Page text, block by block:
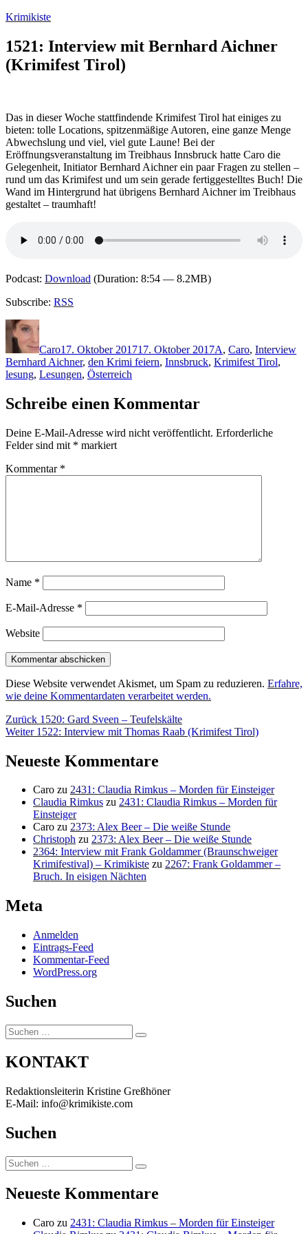
Zum
springen
Krimikiste
1521: Interview mit Bernhard Aichner
(Krimifest Tirol)
Das in dieser Woche stattfindende Krimifest Tirol hat einiges zu
bieten: tolle Locations, spitzenmäßige Autoren, eine ganze Menge
Abwechslung und viel, viel gute Laune! Bei der
Eröffnungsveranstaltung im Treibhaus Innsbruck hatte Caro die
Gelegenheit, Initiator Bernhard Aichner ein paar Fragen zu stellen –
rund um das Krimifest und um sein gerade fertiggestelltes Buch! Die
Wand im Hintergrund hat übrigens Bernhard Aichner im Treibhaus
gestaltet – traumhaft!
Podcast: Download (Duration: 8:54 — 8.2MB)
Subscribe: RSS
Autor
Caro17. Oktober 201717. Oktober 2017A, Caro, Interview
Bernhard Aichner, den Krimi feiern, Innsbruck, Krimifest Tirol,
lesung, Lesungen, Österreich
Schreibe einen Kommentar
Deine E-Mail-Adresse wird nicht veröffentlicht. Erforderliche
Felder sind mit * markiert
Kommentar *
Name *
E-Mail-Adresse *
Website
Diese Website verwendet Akismet, um Spam zu reduzieren. Erfahre,
wie deine Kommentardaten verarbeitet werden.
Beitragsnavigation
Zurück Vorheriger
Beitrag:
1520: Gard Sveen – Teufelskälte
Weiter Nächster
1522: Interview mit Thomas Raab (Krimifest Tirol)
Neueste Kommentare
Caro zu 2431: Claudia Rimkus – Morden für Einsteiger
Claudia Rimkus zu 2431: Claudia Rimkus – Morden für
Einsteiger
Caro zu 2373: Alex Beer – Die weiße Stunde
Christoph zu 2373: Alex Beer – Die weiße Stunde
2364: Interview mit Frank Goldammer (Braunschweiger
Krimifestival) – Krimikiste zu 2267: Frank Goldammer –
Bruch. In eisigen Nächten
Meta
Anmelden
Eintrags-Feed
Kommentar-Feed
WordPress.org
Suchen
Suchen
nach:
Suchen
KONTAKT
Redaktionsleiterin Kristine Greßhöner
E-Mail: info@krimikiste.com
Suchen
Suchen
nach:
Suchen
Neueste Kommentare
Caro zu 2431: Claudia Rimkus – Morden für Einsteiger